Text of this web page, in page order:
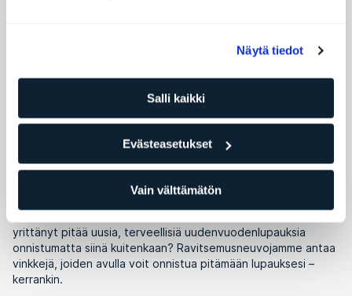
Näytä tiedot
Salli kaikki
Evästeasetukset
Vain välttämätön
ravitsemusneuvoja
Kategoria
Tammikuu on alkanut, ja ELIXIAlla se tarkoittaa täysiä
ryhmäliikuntatunteja ja hyvin kiireisiä personal trainereita.
yrittänyt pitää uusia, terveellisiä uudenvuodenlupauksia
onnistumatta siinä kuitenkaan? Ravitsemusneuvojamme antaa
vinkkejä, joiden avulla voit onnistua pitämään lupauksesi –
kerrankin.